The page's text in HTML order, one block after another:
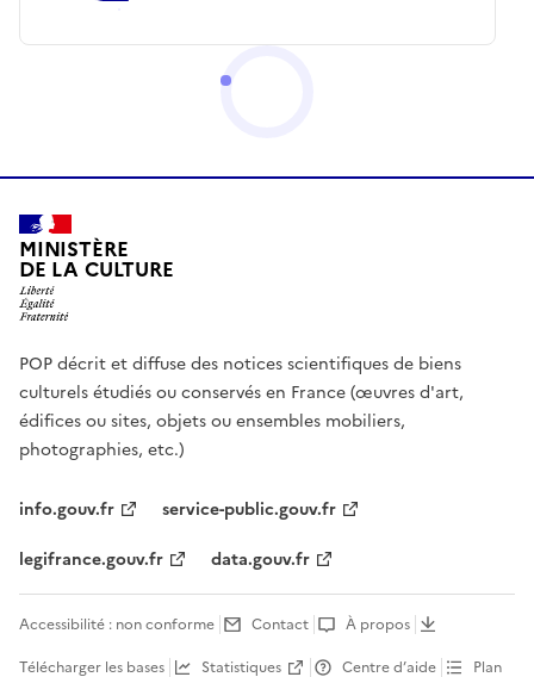
MINISTÈRE
DE LA CULTURE
POP décrit et diffuse des notices scientifiques de biens
culturels étudiés ou conservés en France (œuvres d'art,
édifices ou sites, objets ou ensembles mobiliers,
photographies, etc.)
info.gouv.fr
service-public.gouv.fr
legifrance.gouv.fr
data.gouv.fr
Accessibilité : non conforme Contact
À propos
Télécharger les bases
Statistiques Centre d’aide Plan